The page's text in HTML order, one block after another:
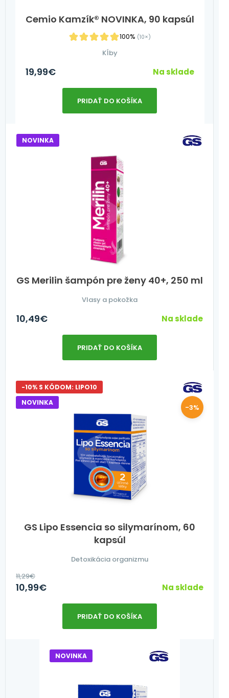
Cemio Kamzík® NOVINKA, 90 kapsúl
100% (10×)
Kĺby
19,99€ Na sklade
PRIDAŤ DO KOŠÍKA
GS Merilin šampón pre ženy 40+, 250 ml
NOVINKA
Vlasy a pokožka
10,49€ Na sklade
PRIDAŤ DO KOŠÍKA
GS Lipo Essencia so silymarínom, 60
kapsúl
-10% S KÓDOM: LIPO10
NOVINKA
Detoxikácia organizmu
-3%
11,29€
10,99€ Na sklade
PRIDAŤ DO KOŠÍKA
NOVINKA